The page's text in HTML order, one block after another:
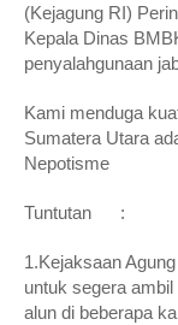
(Kejagung RI)
Kepala Dinas
penyalahgunaan
Kami menduga
Sumatera Utara
Nepotisme
Tuntutan :
1.Kejaksaan
untuk segera
alun di beberapa